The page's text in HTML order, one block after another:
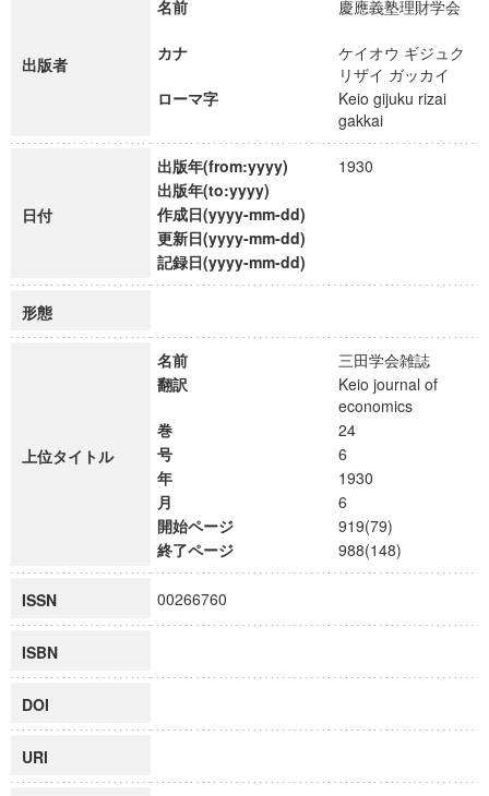
出版者
名前 慶應義塾理財学会
カナ
ケイオウ ギジュク
リザイ ガッカイ
ローマ字
Keio gijuku rizai
gakkai
日付
出版年(from:yyyy)
1930
出版年(to:yyyy)
作成日(yyyy-mm-dd)
更新日(yyyy-mm-dd)
記録日(yyyy-mm-dd)
形態
上位タイトル
名前
三田学会雑誌
翻訳
Keio journal of
economics
巻
24
号
6
年
1930
月
6
開始ページ
919(79)
終了ページ
988(148)
ISSN 00266760
ISBN
DOI
URI